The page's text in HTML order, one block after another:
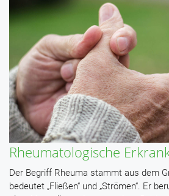
Rheumatologische
Der Begriff Rheuma stammt aus dem
bedeutet „Fließen“ und „Strömen“. Er